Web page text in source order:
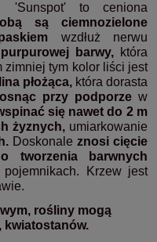
'Sunspot' to ceniona
są ciemnozielone
wzdłuż nerwu
barwy,która
zimniej tym kolor liści jest
płożąca,która dorasta
przy podporzew
się nawet do 2 m
żyznych,umiarkowanie
Doskonale znosi cięcie
tworzenia barwnych
Krzew jest
rośliny mogą
kwiatostanów.